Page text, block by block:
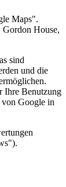
Maps".
House,
sind
und die
Ihre Benutzung
von Google in